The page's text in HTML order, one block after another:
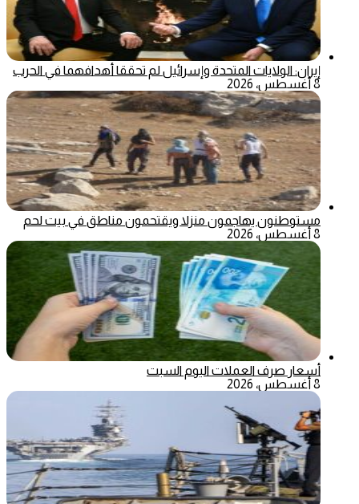
إيران: الولايات المتحدة وإسرائيل لم تحققا أهدافهما في الحرب
8 أغسطس، 2026
مستوطنون يهاجمون منزلا ويقتحمون مناطق في بيت لحم
8 أغسطس، 2026
أسعار صرف العملات اليوم السبت
8 أغسطس، 2026